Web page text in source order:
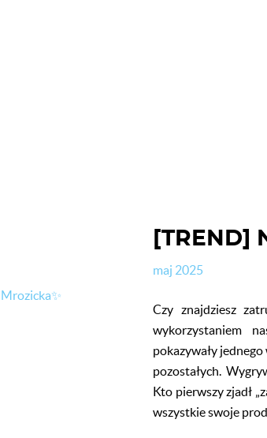
[TREND]
maj 2025
Czy znajdziesz
wykorzystaniem
pokazywały
pozostałych.
Kto pierwszy zjadł
wszystkie swoje